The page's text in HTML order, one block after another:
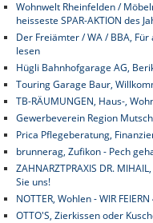
Wohnwelt Rheinfelden /
heisseste SPAR-AKTION des
Der Freiämter / WA / BBA,
lesen
Hügli Bahnhofgarage AG,
Touring Garage Baur,
TB-RÄUMUNGEN, Haus-,
Gewerbeverein Region
Prica Pflegeberatung,
brunnerag, Zufikon - Pech
ZAHNARZTPRAXIS DR.
Sie uns!
NOTTER, Wohlen - WIR
OTTO'S, Zierkissen oder